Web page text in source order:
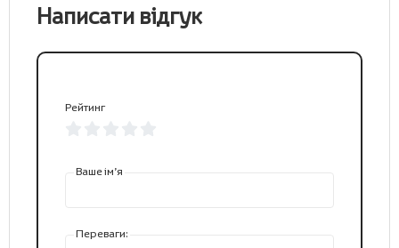
Написати відгук
Рейтинг
Ваше ім’я
Переваги: